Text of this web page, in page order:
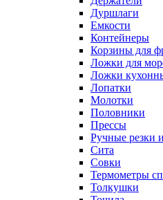
Дуршлаги
Емкости
Контейнеры
Корзины для
Ложки для
Ложки
Лопатки
Молотки
Половники
Прессы
Ручные резки
Сита
Совки
Термометры
Толкушки